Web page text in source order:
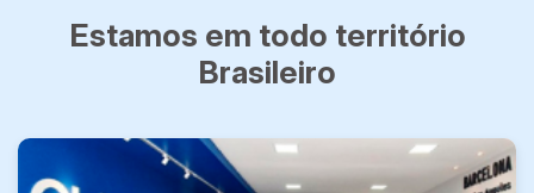
Estamos em todo território
Brasileiro